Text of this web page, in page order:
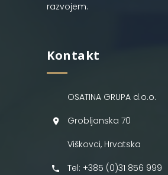
razvojem.
Kontakt
OSATINA GRUPA d.o.o.
Grobljanska 70
Viškovci, Hrvatska
Tel: +385 (0)31 856 999